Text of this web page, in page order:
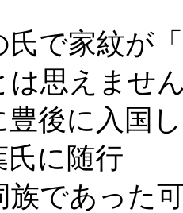
氏で家紋が
は思えませ
豊後に入国
氏に随行
族であった